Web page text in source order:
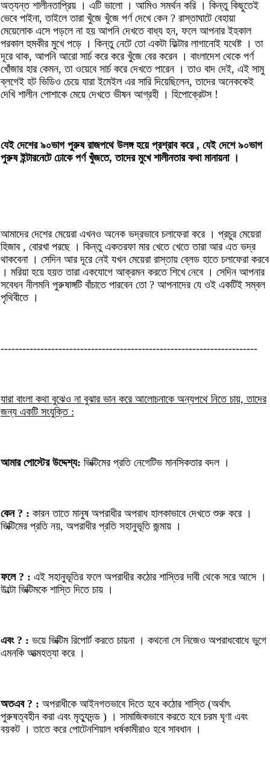
অত্যন্ত শালীনতাপ্রিয় । এটি ভালো । আমিও সমর্থন করি । কিন্তু কিছুতেই
ভেবে পাইনা, তাইলে তারা খুঁজে খুঁজে পর্ণ দেখে কেন ? রাস্তাঘাটে বেহায়া
মেয়েলোক এসে পড়লে না হয় আপনি দেখতে বাধ্য হন, ফলে আপনার ইহকাল
পরকাল হুমকীর মুখে পড়ে । কিন্তু নেটে তো একটা ফিল্টার লাগানোই যথেষ্ট । তা
দূরে থাক, আপনি আরো সার্চ করে করে খুঁজে বের করেন । বাংলাদেশ থেকে পর্ণ
খোঁজার হার কেমন, তা ওয়েবে সার্চ করে দেখতে পারেন । তাও বাদ দেই, এই সামু
ব্লগেই হট ভিডিও চেয়ে যারা ইমেইল এর সারি দিয়েছিলেন, তাদের অনেককেই
দেখি শালীন পোশাকে মেয়ে দেখতে ভীষন আগ্রহী । হিপোক্রেটস !
যেই দেশের ৯০ভাগ পুরুষ রাজপথে উলঙ্গ হয়ে প্রশ্রাব করে , যেই দেশে ৯০ভাগ
পুরুষ ইন্টারনেটে ঢোকে পর্ণ খুঁজতে, তাদের মুখে শালীনতার কথা মানায়না ।
আমাদের দেশের মেয়েরা এখনও অনেক ভদ্রভাবে চলাফেরা করে । প্রচুর মেয়েরা
হিজাব , বোরখা পরছে । কিন্তু একতরফা মার খেতে খেতে তারা আর এত ভদ্র
থাকবেনা । সেদিন আর দূরে নেই যখন মেয়েরা রাস্তায় ব্লেড হাতে চলাফেরা করবে
। মরিয়া হয়ে হয়ত তারা একযোগে আক্রমন করতে শিখে নেবে । সেদিন আপনার
সবেধন নীলমনি পুরুষাঙ্গটি বাঁচাতে পারবেন তো ? আপনাদের যে ওই একটিই সম্বল
পৃথিবীতে ।
-----------------------------------------------------------------------
যারা বাংলা কথা বুঝেও না বুঝার ভান করে আলোচনাকে অন্যপথে নিতে চায়, তাদের
জন্য একটি সংযুক্তি :
আমার পোস্টের উদ্দেশ্য: ভিক্টিমের প্রতি নেগেটিভ মানসিকতার বদল ।
কেন ? : কারন তাতে মানুষ অপরাধীর অপরাধ হালকাভাবে দেখতে শুরু করে ।
ভিক্টিমের প্রতি নয়, অপরাধীর প্রতি সহানুভূতি জন্মায় ।
ফলে ? : এই সহানুভূতির ফলে অপরাধীর কঠোর শাস্তির দাবী থেকে সরে আসে ।
উল্টো ভিক্টিমকে শাস্তি দিতে চায় ।
এবং ? : ভয়ে ভিক্টিম রিপোর্ট করতে চায়না । কথনো সে নিজেও অপরাধবোধে ভুগে
এমনকি আত্মহত্যা করে ।
অতএব ? : অপরাধীকে আইনগতভাবে দিতে হবে কঠোর শাস্তি (অর্থাৎ
পুরুষত্বহীন করা এবং মৃত্যুদন্ড ) । সামাজিকভাবে করতে হবে চরম ঘৃণা এবং
বয়কট । তাতে করে পোটেনশিয়াল ধর্ষকামীরাও হবে সাবধান ।